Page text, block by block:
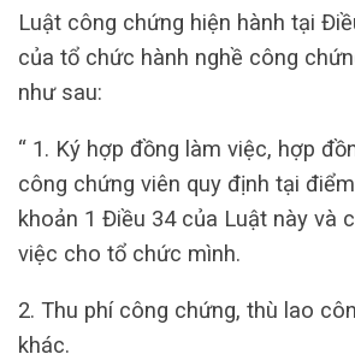
Luật công chứng hiện hành tại
của tổ chức hành nghề công
như sau:
“ 1. Ký hợp đồng làm việc, hợp
công chứng viên quy định tại
khoản 1 Điều 34 của Luật này và
việc cho tổ chức mình.
2. Thu phí công chứng, thù lao
khác.